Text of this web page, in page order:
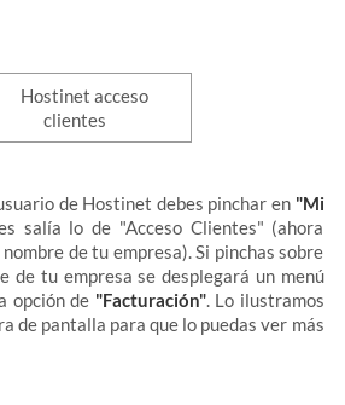
de Hostinet debes pinchar en"Mi
salía lo de "Acceso Clientes" (ahora
de tu empresa). Si pinchas sobre
de tu empresa se desplegará un menú
opción de "Facturación". Lo ilustramos
de pantalla para que lo puedas ver más